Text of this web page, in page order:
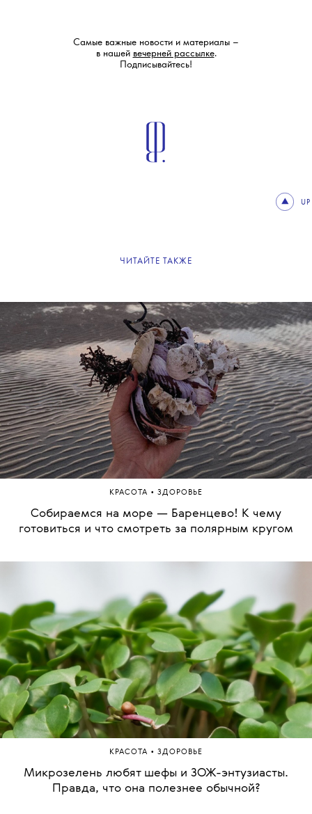
Самые важные новости и материалы –
в нашей вечерней рассылке.
Подписывайтесь!
UP
ЧИТАЙТЕ ТАКЖЕ
КРАСОТА • ЗДОРОВЬЕ
Собираемся на море — Баренцево! К чему
готовиться и что смотреть за полярным кругом
КРАСОТА • ЗДОРОВЬЕ
Микрозелень любят шефы и ЗОЖ-энтузиасты.
Правда, что она полезнее обычной?